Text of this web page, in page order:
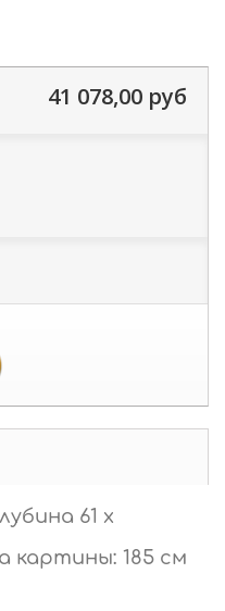
41 078,00 руб
61 x
картины: 185 см